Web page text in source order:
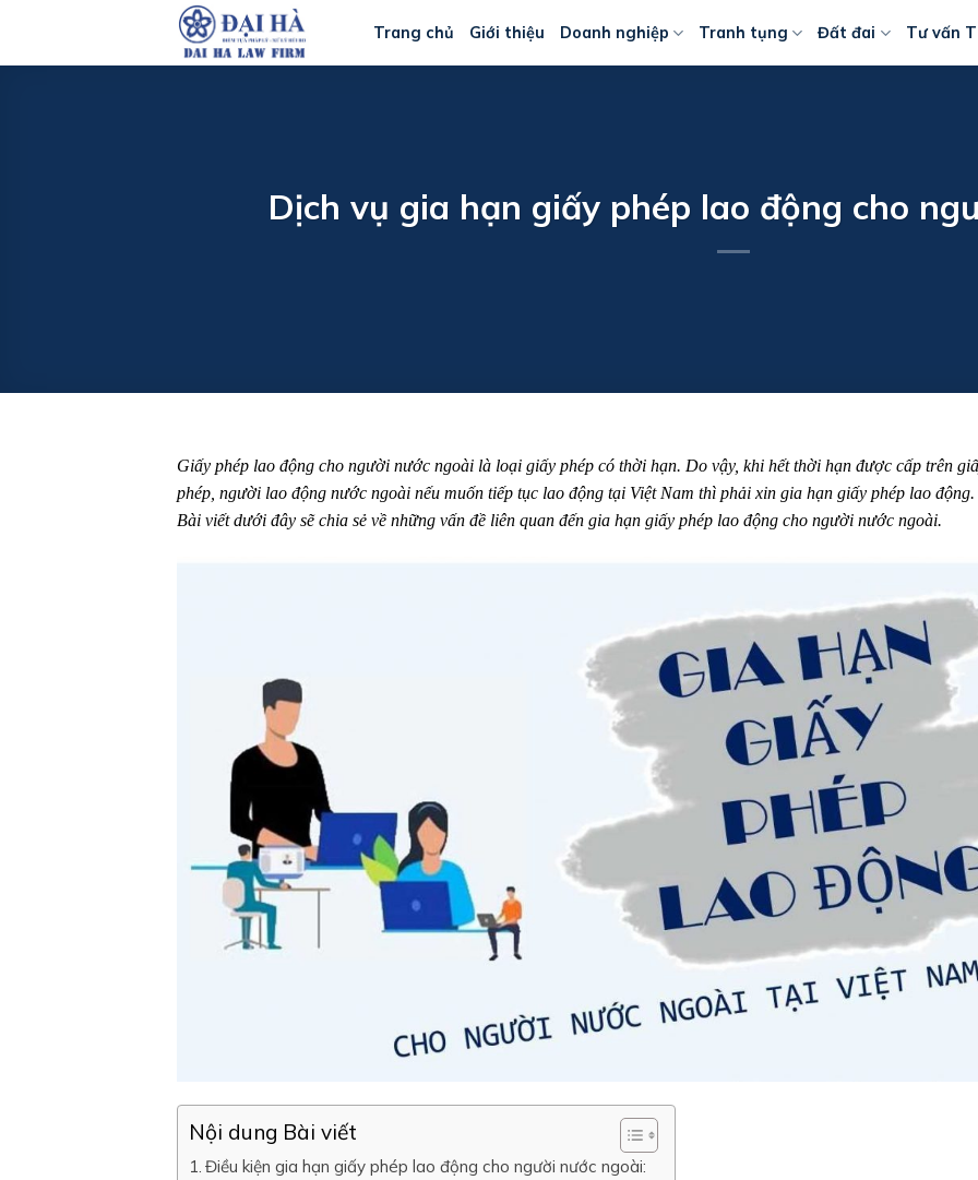
nội
Trang chủ Giới thiệu Doanh nghiệp Tranh tụng Đất đai Tư vấn
Dịch vụ gia hạn giấy phép lao động cho
Giấy phép lao động cho người nước ngoài là loại giấy phép có thời hạn. Do vậy, khi hết thời hạn được cấp trên
phép, người lao động nước ngoài nếu muốn tiếp tục lao động tại Việt Nam thì phải xin gia hạn giấy phép lao động.
Bài viết dưới đây sẽ chia sẻ về những vấn đề liên quan đến gia hạn giấy phép lao động cho người nước ngoài.
Nội dung Bài viết
Điều kiện gia hạn giấy phép lao động cho người nước ngoài: